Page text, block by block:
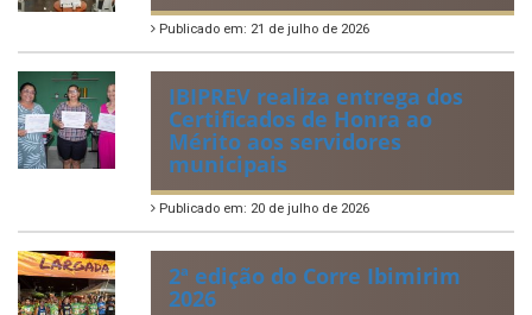
Publicado em: 21 de julho de 2026
IBIPREV realiza entrega dos
Certificados de Honra ao
Mérito aos servidores
municipais
Publicado em: 20 de julho de 2026
2ª edição do Corre Ibimirim
2026